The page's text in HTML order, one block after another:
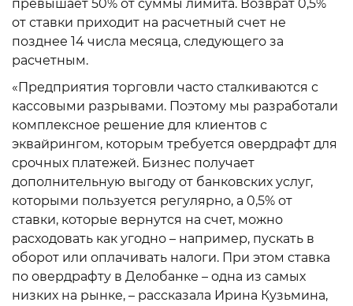
превышает 50% от суммы лимита. Возврат 0,5%
от ставки приходит на расчетный счет не
позднее 14 числа месяца, следующего за
расчетным.
«Предприятия торговли часто сталкиваются с
кассовыми разрывами. Поэтому мы разработали
комплексное решение для клиентов с
эквайрингом, которым требуется овердрафт для
срочных платежей. Бизнес получает
дополнительную выгоду от банковских услуг,
которыми пользуется регулярно, а 0,5% от
ставки, которые вернутся на счет, можно
расходовать как угодно – например, пускать в
оборот или оплачивать налоги. При этом ставка
по овердрафту в Делобанке – одна из самых
низких на рынке, – рассказала Ирина Кузьмина,